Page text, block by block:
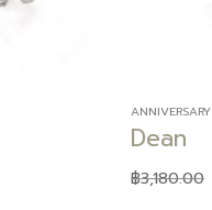
ANNIVERSARY
Dean
฿3,180.00